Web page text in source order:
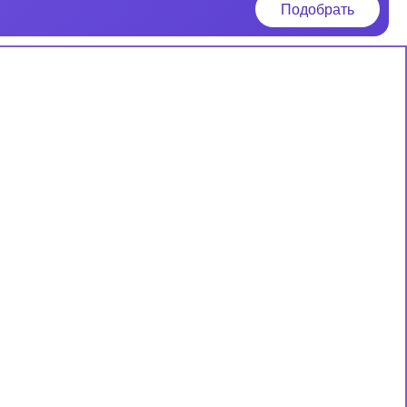
Подобрать